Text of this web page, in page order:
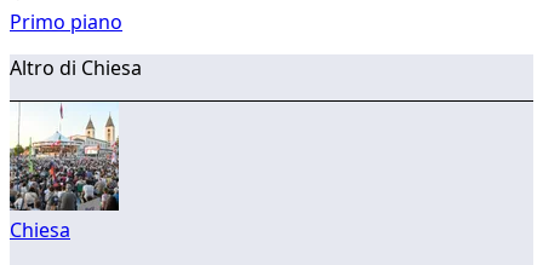
Primo piano
Altro di Chiesa
Chiesa